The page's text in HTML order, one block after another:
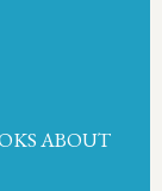
ABOUT